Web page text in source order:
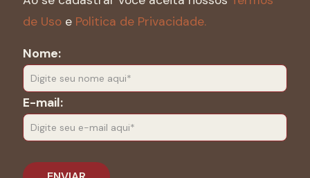
de Uso e Politica de Privacidade.
Nome:
E-mail: